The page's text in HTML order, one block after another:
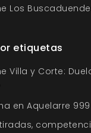
Los
etiquetas
Villa y Corte:
en Aquelarre 999